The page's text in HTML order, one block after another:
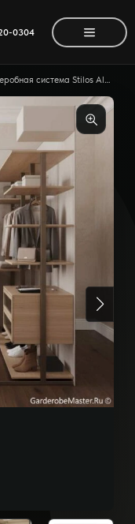
0304
Гардеробная система Stilos Alum ссимметричной композицией